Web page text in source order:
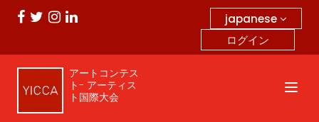
japanese
ログイン
アートコンテス
ト- アーティス
ト国際大会